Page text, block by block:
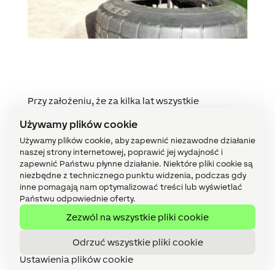
Używamy plików cookie
Używamy plików cookie, aby zapewnić niezawodne działanie
naszej strony internetowej, poprawić jej wydajność i
zapewnić Państwu płynne działanie. Niektóre pliki cookie są
niezbędne z technicznego punktu widzenia, podczas gdy
inne pomagają nam optymalizować treści lub wyświetlać
Państwu odpowiednie oferty.
Zezwól na wszystkie pliki cookie
Odrzuć wszystkie pliki cookie
Ustawienia plików cookie
Przy założeniu, że za kilka lat wszystkie
systemy wykorzystujące odnawialne źródła
energii, równie dobrze można zacząć od razu i
liczyć zaoszczędzone pieniądze. Dodatkowo,
dzięki sprytnym rozwiązaniom zyskujemy
bezcenny czas, który możemy przeznaczyć na
ulubione zajęcia bez konieczności ciągłej
Aplikacja Loxone zapewnia podgląd na wszystkie
dostosowywania parametrów na odległość
Dziękiotwartościiskalowalności